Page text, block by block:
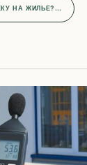
НА ЖИЛЬЕ?…